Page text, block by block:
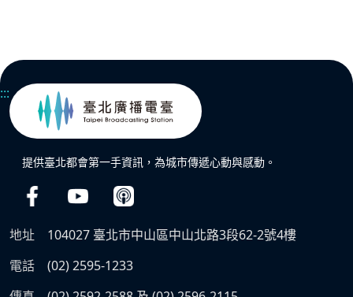
:::
提供臺北都會第一手資訊，為城市傳遞心動與感動。
地址
104027 臺北市中山區中山北路3段62-2號4樓
電話
(02) 2595-1233